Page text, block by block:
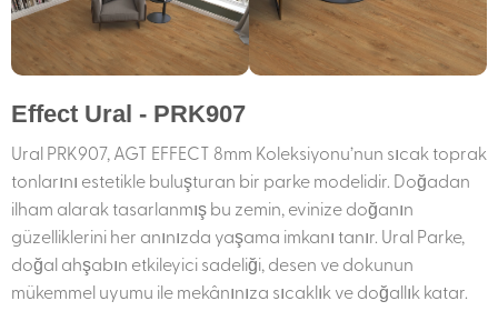
Effect Ural - PRK907
Ural PRK907, AGT EFFECT 8mm Koleksiyonu’nun sıcak toprak
tonlarını estetikle buluşturan bir parke modelidir. Doğadan
ilham alarak tasarlanmış bu zemin, evinize doğanın
güzelliklerini her anınızda yaşama imkanı tanır. Ural Parke,
doğal ahşabın etkileyici sadeliği, desen ve dokunun
mükemmel uyumu ile mekânınıza sıcaklık ve doğallık katar.